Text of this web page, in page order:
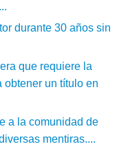
durante 30 años sin
que requiere la
un título en
a la comunidad de
mentiras....